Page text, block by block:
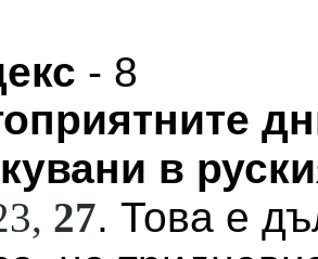
- 8
в
27. Това е